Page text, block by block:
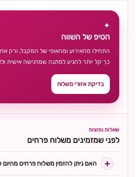
✦
הטיפ של השווה
התחילו מהאירוע ומהאופי של המקבל, ורק
כך קל יותר להגיע למתנה שמרגישה אישית
בדיקת אזורי משלוח
שאלות נפוצות
לפני שמזמינים משלוח פרחים
האם ניתן להזמין משלוח פרחים מהיום